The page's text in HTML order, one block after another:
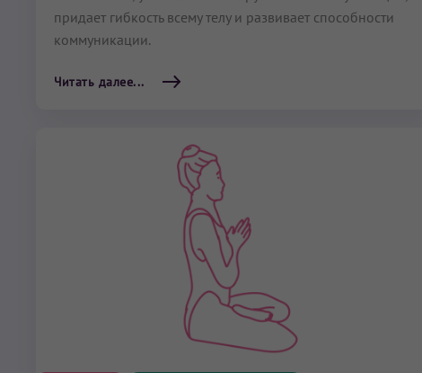
придает гибкость всему телу и развивает способности
коммуникации.
Читать далее...